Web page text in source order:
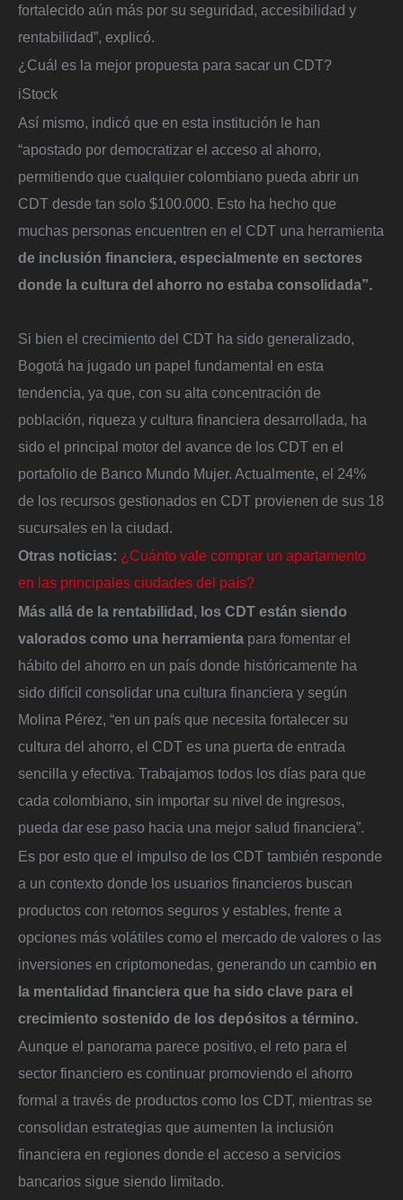
fortalecido aún más por su seguridad, accesibilidad y
rentabilidad”, explicó.
¿Cuál es la mejor propuesta para sacar un CDT?
iStock
Así mismo, indicó que en esta institución le han
“apostado por democratizar el acceso al ahorro,
permitiendo que cualquier colombiano pueda abrir un
CDT desde tan solo $100.000. Esto ha hecho que
muchas personas encuentren en el CDT una herramienta
de inclusión financiera, especialmente en sectores
donde la cultura del ahorro no estaba consolidada”.
Si bien el crecimiento del CDT ha sido generalizado,
Bogotá ha jugado un papel fundamental en esta
tendencia, ya que, con su alta concentración de
población, riqueza y cultura financiera desarrollada, ha
sido el principal motor del avance de los CDT en el
portafolio de Banco Mundo Mujer. Actualmente, el 24%
de los recursos gestionados en CDT provienen de sus 18
sucursales en la ciudad.
Otras noticias: ¿Cuánto vale comprar un apartamento
en las principales ciudades del país?
Más allá de la rentabilidad, los CDT están siendo
valorados como una herramienta para fomentar el
hábito del ahorro en un país donde históricamente ha
sido difícil consolidar una cultura financiera y según
Molina Pérez, “en un país que necesita fortalecer su
cultura del ahorro, el CDT es una puerta de entrada
sencilla y efectiva. Trabajamos todos los días para que
cada colombiano, sin importar su nivel de ingresos,
pueda dar ese paso hacia una mejor salud financiera”.
Es por esto que el impulso de los CDT también responde
a un contexto donde los usuarios financieros buscan
productos con retornos seguros y estables, frente a
opciones más volátiles como el mercado de valores o las
inversiones en criptomonedas, generando un cambio en
la mentalidad financiera que ha sido clave para el
crecimiento sostenido de los depósitos a término.
Aunque el panorama parece positivo, el reto para el
sector financiero es continuar promoviendo el ahorro
formal a través de productos como los CDT, mientras se
consolidan estrategias que aumenten la inclusión
financiera en regiones donde el acceso a servicios
bancarios sigue siendo limitado.